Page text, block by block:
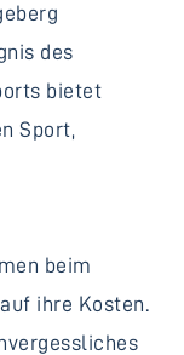
des
bietet
Sport,
beim
ihre Kosten.